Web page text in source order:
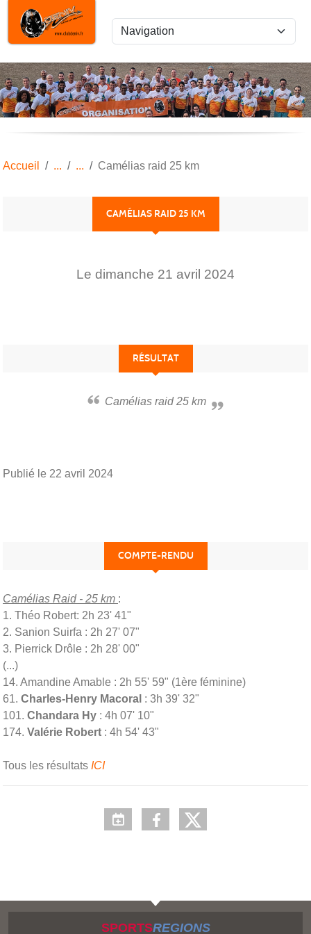
Accueil Camélias raid 25 km
CAMÉLIAS RAID 25 KM
Le dimanche 21 avril 2024
RÉSULTAT
Camélias raid 25 km
Publié le 22 avril 2024
COMPTE-RENDU
Camélias Raid - 25 km :
1. Théo Robert: 2h 23' 41"
2. Sanion Suirfa : 2h 27' 07"
3. Pierrick Drôle : 2h 28' 00"
(...)
14. Amandine Amable : 2h 55' 59" (1ère féminine)
61. Charles-Henry Macoral : 3h 39' 32"
101. Chandara Hy : 4h 07' 10"
174. Valérie Robert : 4h 54' 43"
Tous les résultats ICI
SPORTSREGIONS
Panneau de gestion des cookies